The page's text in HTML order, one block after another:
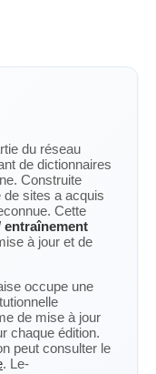
du réseau
de dictionnaires
Construite
de sites a acquis
Cette
entraînement
à jour et de
occupe une
de mise à jour
chaque édition.
peut consulter le
. Le-